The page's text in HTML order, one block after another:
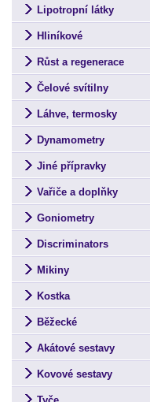
Lipotropní látky
Hliníkové
Růst a regenerace
Čelové svítilny
Láhve, termosky
Dynamometry
Jiné přípravky
Vařiče a doplňky
Goniometry
Discriminators
Mikiny
Kostka
Běžecké
Akátové sestavy
Kovové sestavy